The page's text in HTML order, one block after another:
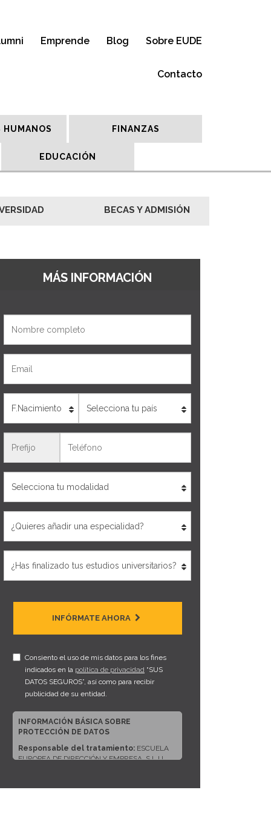
Emprende Blog Sobre EUDE
Contacto
HUMANOS FINANZAS
EDUCACIÓN
BECAS Y ADMISIÓN
MÁS INFORMACIÓN
INFÓRMATE AHORA
Consiento el uso de mis datos para los fines
indicados en la política de privacidad “SUS
DATOS SEGUROS”, así como para recibir
publicidad de su entidad.
INFORMACIÓN BÁSICA SOBRE
PROTECCIÓN DE DATOS
Responsable del tratamiento: ESCUELA
EUROPEA DE DIRECCIÓN Y EMPRESA, S.L.U.